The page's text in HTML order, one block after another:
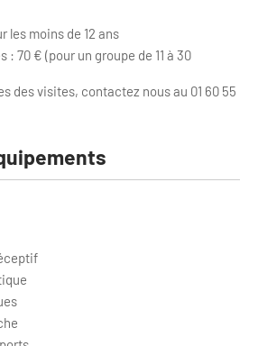
les moins de 12 ans
70 € (pour un groupe de 11 à 30
des visites, contactez nous au 01 60 55